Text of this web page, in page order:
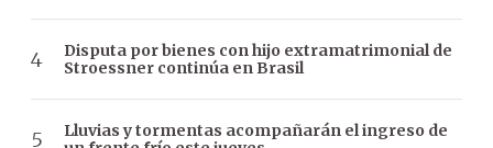
Disputa por bienes con hijo extramatrimonial de
Stroessner continúa en Brasil
Lluvias y tormentas acompañarán el ingreso de